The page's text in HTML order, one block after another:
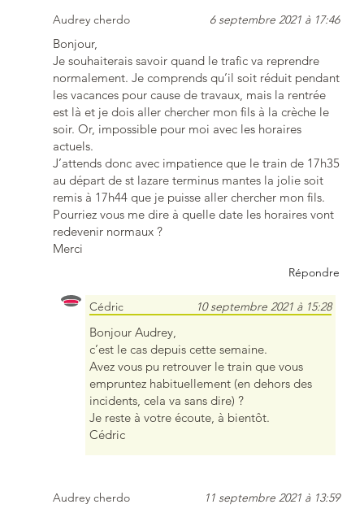
Audrey cherdo 6 septembre 2021 à 17:46
Bonjour,
Je souhaiterais savoir quand le trafic va reprendre
normalement. Je comprends qu’il soit réduit pendant
les vacances pour cause de travaux, mais la rentrée
est là et je dois aller chercher mon fils à la crèche le
soir. Or, impossible pour moi avec les horaires
actuels.
J’attends donc avec impatience que le train de 17h35
au départ de st lazare terminus mantes la jolie soit
remis à 17h44 que je puisse aller chercher mon fils.
Pourriez vous me dire à quelle date les horaires vont
redevenir normaux ?
Merci
Répondre
Cédric 10 septembre 2021 à 15:28
Bonjour Audrey,
c’est le cas depuis cette semaine.
Avez vous pu retrouver le train que vous
empruntez habituellement (en dehors des
incidents, cela va sans dire) ?
Je reste à votre écoute, à bientôt.
Cédric
Audrey cherdo 11 septembre 2021 à 13:59